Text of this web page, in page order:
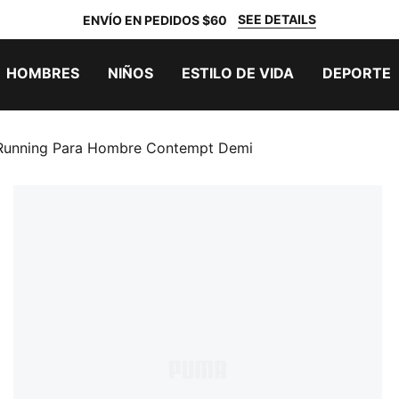
ENVÍO EN PEDIDOS $60 SEE DETAILS
HOMBRES NIÑOS ESTILO DE VIDA DEPORTE
Para Hombre Contempt Demi